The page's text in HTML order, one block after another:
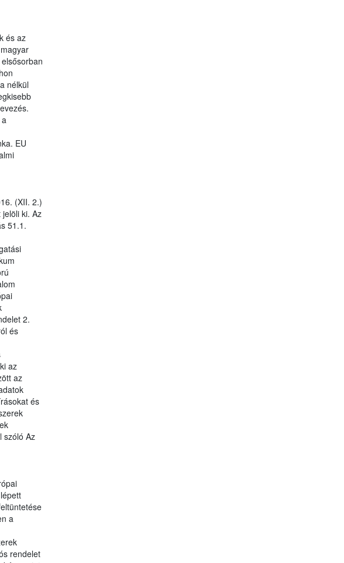
és az
nélkül
EU
(XII. 2.)
ki. Az
51.1.
2.
és
az
az
és
szóló Az
a
rendelet